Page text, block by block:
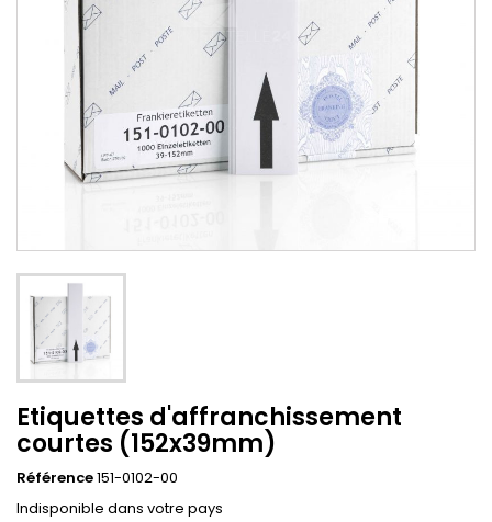
Etiquettes d'affranchissement
courtes (152x39mm)
Référence151-0102-00
Indisponible dans votre pays